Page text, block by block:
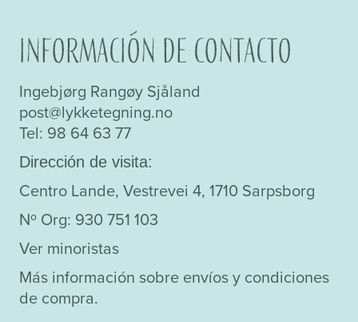
Información de contacto
Ingebjørg Rangøy Sjåland
post@lykketegning.no
Tel: 98 64 63 77
Dirección de visita:
Centro Lande, Vestrevei 4, 1710 Sarpsborg
Nº Org: 930 751 103
Ver minoristas
Más información sobre envíos y condiciones
de compra.